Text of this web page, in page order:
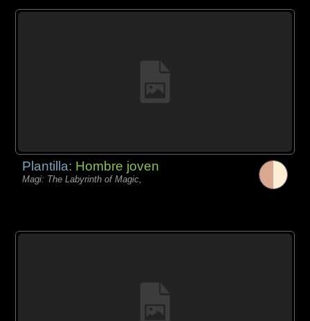
Plantilla: Hombre joven
Magi: The Labyrinth of Magic,